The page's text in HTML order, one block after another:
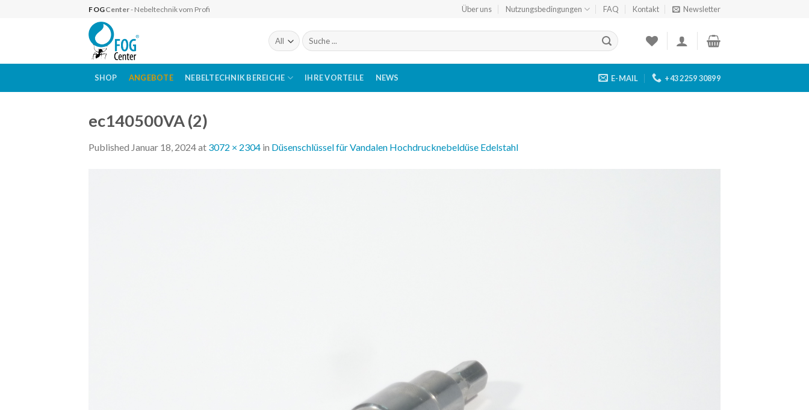
FOGCenter- Nebeltechnik vom Profi Über uns Nutzungsbedingungen FAQ Kontakt Newsletter
Suchen
nach:
SHOP ANGEBOTE NEBELTECHNIK BEREICHE IHRE VORTEILE NEWS E-MAIL +43 2259 30899
ec140500VA (2)
Published Januar 18, 2024at 3072 × 2304 in Düsenschlüssel für Vandalen Hochdrucknebeldüse Edelstahl